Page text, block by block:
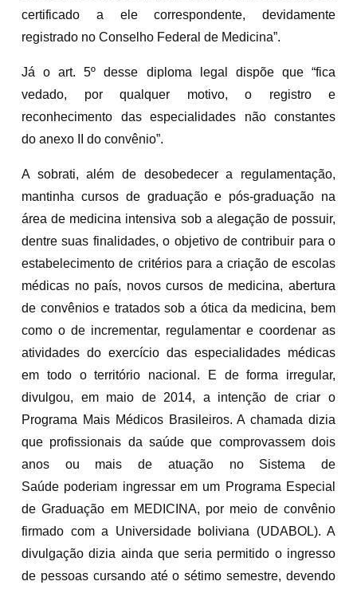
certificado a ele correspondente, devidamente
registrado no Conselho Federal de Medicina”.
Já o art. 5º desse diploma legal dispõe que “fica
vedado, por qualquer motivo, o registro e
reconhecimento das especialidades não constantes
do anexo II do convênio”.
A sobrati, além de desobedecer a regulamentação,
mantinha cursos de graduação e pós-graduação na
área de medicina intensiva sob a alegação de possuir,
dentre suas finalidades, o objetivo de contribuir para o
estabelecimento de critérios para a criação de escolas
médicas no país, novos cursos de medicina, abertura
de convênios e tratados sob a ótica da medicina, bem
como o de incrementar, regulamentar e coordenar as
atividades do exercício das especialidades médicas
em todo o território nacional. E de forma irregular,
divulgou, em maio de 2014, a intenção de criar o
Programa Mais Médicos Brasileiros. A chamada dizia
que profissionais da saúde que comprovassem dois
anos ou mais de atuação no Sistema de
Saúde poderiam ingressar em um Programa Especial
de Graduação em MEDICINA, por meio de convênio
firmado com a Universidade boliviana (UDABOL). A
divulgação dizia ainda que seria permitido o ingresso
de pessoas cursando até o sétimo semestre, devendo